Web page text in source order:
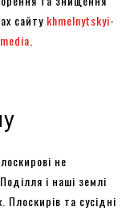
сайту khmelnytskyi-
не
і наші землі
та сусідні